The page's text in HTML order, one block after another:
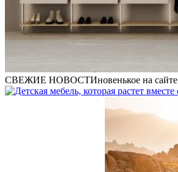
СВЕЖИЕ НОВОСТИновенькое на сайте